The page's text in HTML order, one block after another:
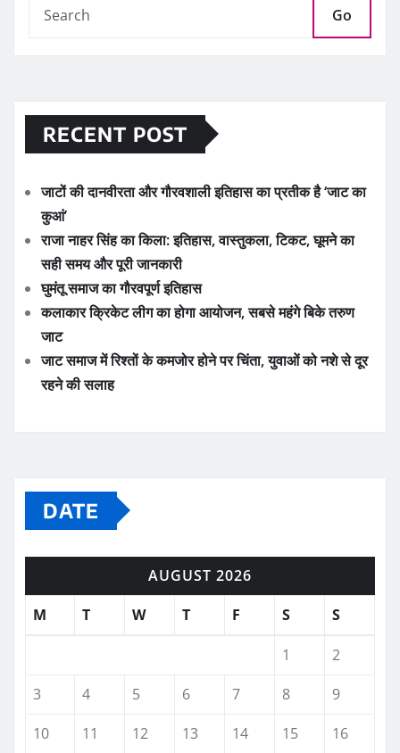
Go
RECENT POST
जाटों की दानवीरता और गौरवशाली इतिहास का प्रतीक है ‘जाट का
कुआं’
राजा नाहर सिंह का किला: इतिहास, वास्तुकला, टिकट, घूमने का
सही समय और पूरी जानकारी
घुमंतू समाज का गौरवपूर्ण इतिहास
कलाकार क्रिकेट लीग का होगा आयोजन, सबसे महंगे बिके तरुण
जाट
जाट समाज में रिश्तों के कमजोर होने पर चिंता, युवाओं को नशे से दूर
रहने की सलाह
DATE
AUGUST 2026
M
T W T F S S
1
2
3
4 5 6 7 8
9
10
11 12 13 14 15
16